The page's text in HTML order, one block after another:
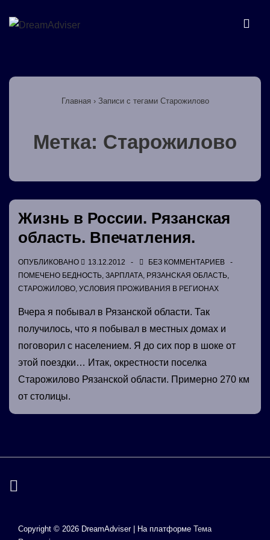
Перейти
содержимому
навигация
Главная › Записи с тегами Старожилово
Метка: Старожилово
Жизнь в России. Рязанская
область. Впечатления.
ОПУБЛИКОВАНО 13.12.2012
БЕЗ КОММЕНТАРИЕВ
ПОМЕЧЕНО БЕДНОСТЬ, ЗАРПЛАТА, РЯЗАНСКАЯ ОБЛАСТЬ,
СТАРОЖИЛОВО, УСЛОВИЯ ПРОЖИВАНИЯ В РЕГИОНАХ
Вчера я побывал в Рязанской области. Так
получилось, что я побывал в местных домах и
поговорил с населением. Я до сих пор в шоке от
этой поездки… Итак, окрестности поселка
Старожилово Рязанской области. Примерно 270 км
от столицы.
Copyright © 2026 DreamAdviser | На платформе Тема